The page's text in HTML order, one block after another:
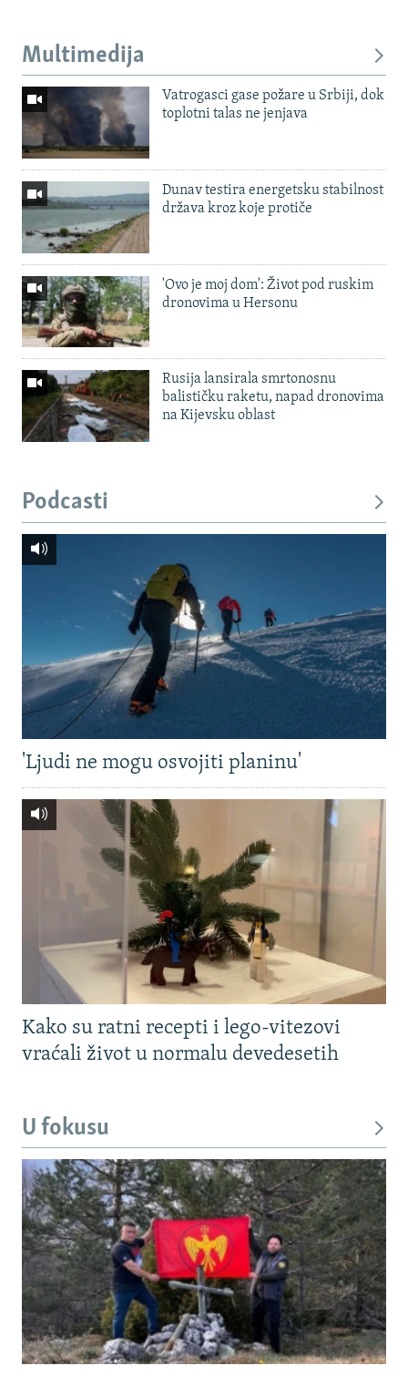
Multimedija
Vatrogasci gase požare u Srbiji, dok
toplotni talas ne jenjava
Dunav testira energetsku stabilnost
država kroz koje protiče
'Ovo je moj dom': Život pod ruskim
dronovima u Hersonu
Rusija lansirala smrtonosnu
balističku raketu, napad dronovima
na Kijevsku oblast
Podcasti
'Ljudi ne mogu osvojiti planinu'
Kako su ratni recepti i lego-vitezovi
vraćali život u normalu devedesetih
U fokusu